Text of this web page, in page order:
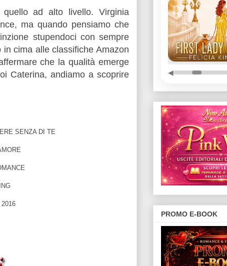
ad alto livello. Virginia
ma quando pensiamo che
stupendoci con sempre
cima alle classifiche Amazon
che la qualità emerge
Caterina, andiamo a scoprire
SENZA DI TE
◀
PROMO E-BOOK